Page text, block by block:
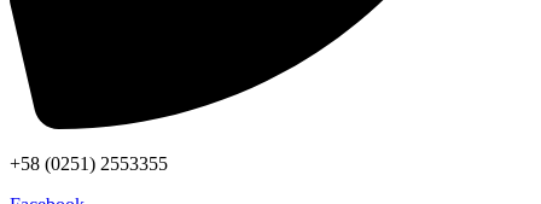
+58 (0251) 2553355